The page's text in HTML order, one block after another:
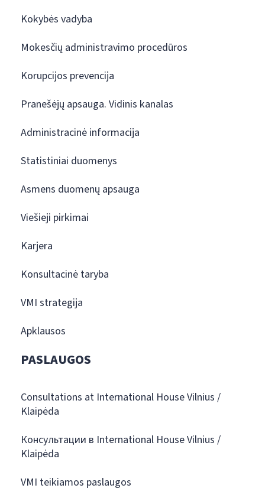
Kokybės vadyba
Mokesčių administravimo procedūros
Korupcijos prevencija
Pranešėjų apsauga. Vidinis kanalas
Administracinė informacija
Statistiniai duomenys
Asmens duomenų apsauga
Viešieji pirkimai
Karjera
Konsultacinė taryba
VMI strategija
Apklausos
PASLAUGOS
Consultations at International House Vilnius /
Klaipėda
Консультации в International House Vilnius /
Klaipėda
VMI teikiamos paslaugos